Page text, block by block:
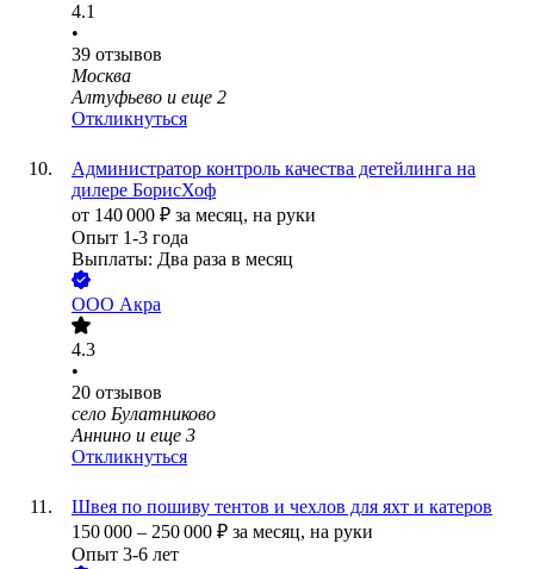
4.1
•
39 отзывов
Москва
Алтуфьево и еще 2
Откликнуться
Администратор контроль качества детейлинга на
дилере БорисХоф
от 140 000 ₽ за месяц, на руки
Опыт 1-3 года
Выплаты: Два раза в месяц
ООО Акра
4.3
•
20 отзывов
село Булатниково
Аннино и еще 3
Откликнуться
Швея по пошиву тентов и чехлов для яхт и катеров
150 000 – 250 000 ₽ за месяц, на руки
Опыт 3-6 лет